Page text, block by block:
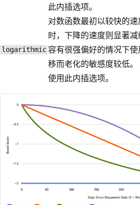
此内插选项。
logarithmic
对数函数最初以较快的
时，下降的速度则显著
容有很强偏好的情况下
移而老化的敏感度较低
使用此内插选项。